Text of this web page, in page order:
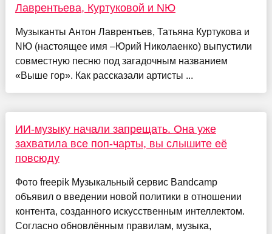
Лаврентьева, Куртуковой и NЮ
Музыканты Антон Лаврентьев, Татьяна Куртукова и
NЮ (настоящее имя –Юрий Николаенко) выпустили
совместную песню под загадочным названием
«Выше гор». Как рассказали артисты ...
ИИ-музыку начали запрещать. Она уже
захватила все поп-чарты, вы слышите её
повсюду
Фото freepik Музыкальный сервис Bandcamp
объявил о введении новой политики в отношении
контента, созданного искусственным интеллектом.
Согласно обновлённым правилам, музыка,